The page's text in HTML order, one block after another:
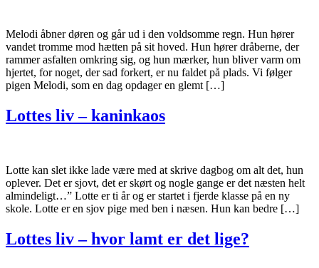
Melodi åbner døren og går ud i den voldsomme regn. Hun hører
vandet tromme mod hætten på sit hoved. Hun hører dråberne, der
rammer asfalten omkring sig, og hun mærker, hun bliver varm om
hjertet, for noget, der sad forkert, er nu faldet på plads. Vi følger
pigen Melodi, som en dag opdager en glemt […]
Lottes liv – kaninkaos
Lotte kan slet ikke lade være med at skrive dagbog om alt det, hun
oplever. Det er sjovt, det er skørt og nogle gange er det næsten helt
almindeligt…” Lotte er ti år og er startet i fjerde klasse på en ny
skole. Lotte er en sjov pige med ben i næsen. Hun kan bedre […]
Lottes liv – hvor lamt er det lige?